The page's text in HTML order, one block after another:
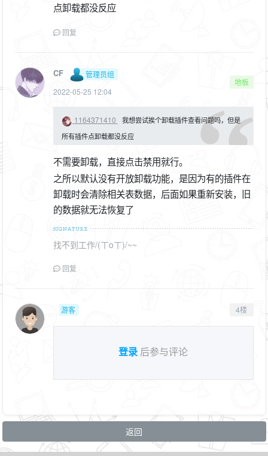
点卸载都没反应
回复
CF
管理员组
2022-05-25 12:04
地板
1164371410
我想尝试挨个卸载插件查看问题吗，但是
所有插件点卸载都没反应
不需要卸载，直接点击禁用就行。
之所以默认没有开放卸载功能，是因为有的插件在
卸载时会清除相关表数据，后面如果重新安装，旧
的数据就无法恢复了
找不到工作/(ㄒoㄒ)/~~
回复
游客 4楼
登录 后参与评论
返回